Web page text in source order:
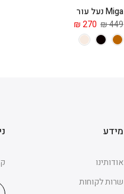
Miga נעל עור
449 ₪
270 ₪
מידע
אודותינו
שרות לקוחות